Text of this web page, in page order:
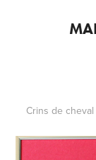
Crins de